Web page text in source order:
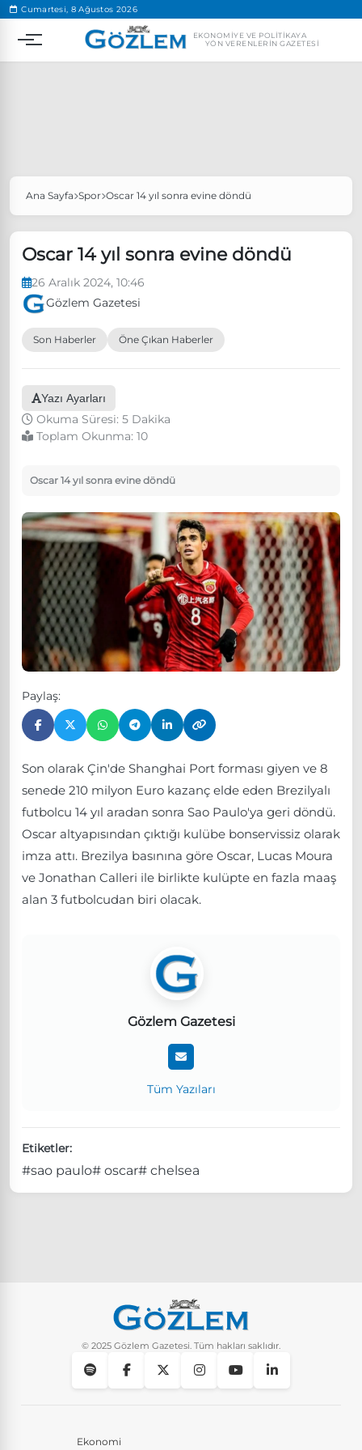
Cumartesi, 8 Ağustos 2026
EKONOMIYE VE POLITIKAYA
YÖN VERENLERIN GAZETESI
Popüler Aramalar
Özgür Özel, Ekrem İmamoğlu’nu ziyaret edecek
Ünlü çift bir etkinliğe daha katılmama kararı aldı
Ana Sayfa Spor Oscar 14 yıl sonra evine döndü
Oscar 14 yıl sonra evine döndü
26 Aralık 2024, 10:46
Gözlem Gazetesi
Son Haberler Öne Çıkan Haberler
Yazı Ayarları
Okuma Süresi: 5 Dakika
Toplam Okunma: 10
Oscar 14 yıl sonra evine döndü
Paylaş:
Son olarak Çin'de Shanghai Port forması giyen ve 8
senede 210 milyon Euro kazanç elde eden Brezilyalı
futbolcu 14 yıl aradan sonra Sao Paulo'ya geri döndü.
Oscar altyapısından çıktığı kulübe bonservissiz olarak
imza attı. Brezilya basınına göre Oscar, Lucas Moura
ve Jonathan Calleri ile birlikte kulüpte en fazla maaş
alan 3 futbolcudan biri olacak.
Gözlem Gazetesi
Tüm Yazıları
Etiketler:
#sao paulo# oscar# chelsea
© 2025 Gözlem Gazetesi. Tüm hakları saklıdır.
Ekonomi